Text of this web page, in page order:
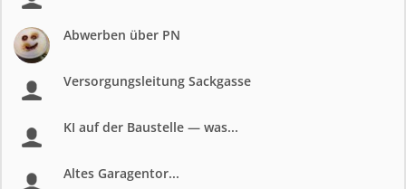
Abwerben über PN
Versorgungsleitung Sackgasse
KI auf der Baustelle — was...
Altes Garagentor...